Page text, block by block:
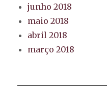
junho 2018
maio 2018
abril 2018
março 2018